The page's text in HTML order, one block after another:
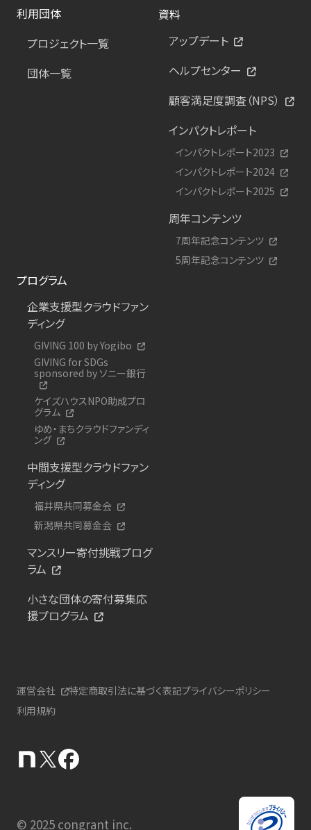
利用団体
プロジェクト一覧
団体一覧
資料
アップデート
ヘルプセンター
顧客満足度調査（NPS）
インパクトレポート
インパクトレポート2023
インパクトレポート2024
インパクトレポート2025
周年コンテンツ
7周年記念コンテンツ
5周年記念コンテンツ
プログラム
企業支援型クラウドファン
ディング
GIVING 100 by Yogibo
GIVING for SDGs
sponsored by ソニー銀行
ケイズハウスNPO助成プロ
グラム
ゆめ・まちクラウドファンディ
ング
中間支援型クラウドファン
ディング
福井県共同募金会
新潟県共同募金会
マンスリー寄付挑戦プログ
ラム
小さな団体の寄付募集応
援プログラム
運営会社 特定商取引法に基づく表記プライバシーポリシー
利用規約
© 2025 congrant inc.